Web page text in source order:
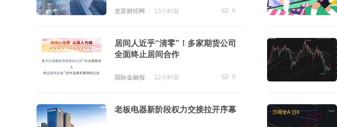
览富财经网 13小时前
6
居间人近乎“清零”！多家期货公司
全面终止居间合作
国际金融报 12小时前
0
老板电器新阶段权力交接拉开序幕